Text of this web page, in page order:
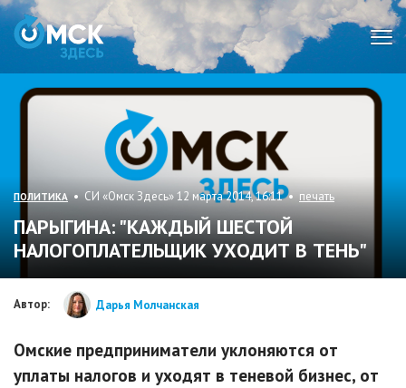
ПОЛИТИКА • СИ «Омск Здесь» 12 марта 2014, 16:11 • печать
ПАРЫГИНА: "КАЖДЫЙ ШЕСТОЙ
НАЛОГОПЛАТЕЛЬЩИК УХОДИТ В ТЕНЬ"
Автор: Дарья Молчанская
Омские предприниматели уклоняются от
уплаты налогов и уходят в теневой бизнес, от